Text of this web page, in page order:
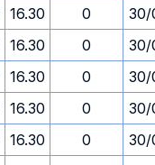
16.30 0
30/
16.30 0
30/
16.30 0
30/
16.30 0
30/
16.30 0
30/